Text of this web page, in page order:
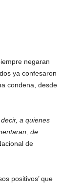
negaran
ya confesaron
condena, desde
a quienes
de
de
positivos’ que